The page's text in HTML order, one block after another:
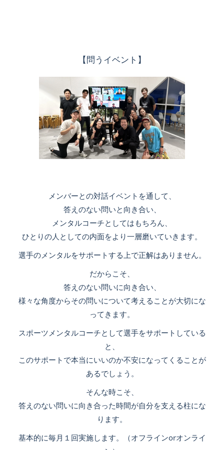
【問うイベント】
メンバーとの対話イベントを通して、
答えのない問いと向き合い、
メンタルコーチとしてはもちろん、
ひとりの人としての内面をより一層磨いていきます。
選手のメンタルをサポートする上で正解はありません。
だからこそ、
答えのない問いに向き合い、
様々な角度からその問いについて考えることが大切にな
ってきます。
スポーツメンタルコーチとして選手をサポートしている
と、
このサポートで本当にいいのか不安になってくることが
あるでしょう。
そんな時こそ、
答えのない問いに向き合った時間が自分を支える柱にな
ります。
基本的に毎月１回実施します。（オフラインorオンライ